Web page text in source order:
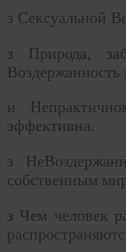
з Сексуальной
з Природа,
и
эффективна.
з
собственным
з Чем человек